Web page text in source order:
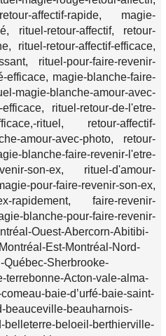
affectif-rapide, magie-
rituel-retour-affectif, retour-
rituel-retour-affectif-efficace,
rituel-pour-faire-revenir-
efficace, magie-blanche-faire-
blanche-amour-avec-
rituel-retour-de-l'etre-
rituel, retour-affectif-
amour-avec-photo, retour-
blanche-faire-revenir-l'etre-
son-ex, rituel-d'amour-
pour-faire-revenir-son-ex,
ex-rapidement, faire-revenir-
blanche-pour-faire-revenir-
Ouest-Abercorn-Abitibi-
Est-Montréal-Nord-
Sherbrooke-
terrebonne-Acton-vale-alma-
baie-d’urfé-baie-saint-
beauceville-beauharnois-
belleterre-beloeil-berthierville-